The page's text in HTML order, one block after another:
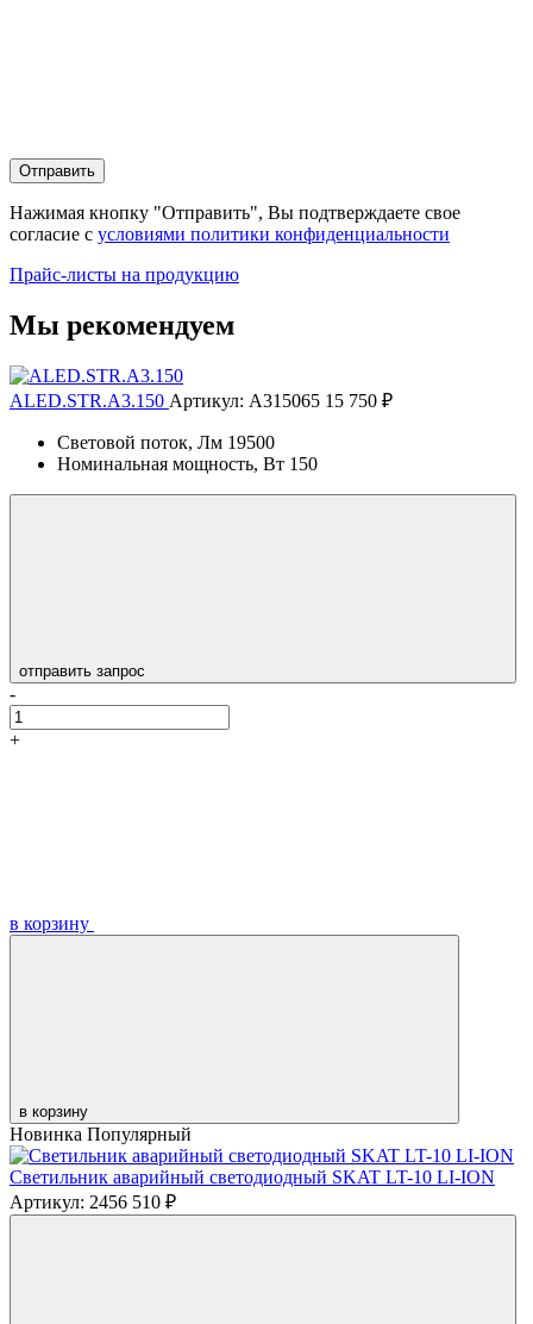
Отправить
Нажимая кнопку "Отправить", Вы подтверждаете свое
согласие с условиями политики конфиденциальности
Прайс-листы на продукцию
Мы рекомендуем
ALED.STR.A3.150 Артикул: А315065 15 750 ₽
Световой поток, Лм 19500
Номинальная мощность, Вт 150
отправить запрос
-
+
в корзину
в корзину
Новинка Популярный
Светильник аварийный светодиодный SKAT LT-10 LI-ION
Артикул: 2456 510 ₽